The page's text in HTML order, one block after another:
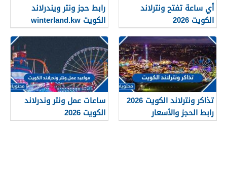
أي ساعة تفتح ونترلاند
الكويت 2026
رابط حجز ونتر ويندرلاند
الكويت winterland.kw
تذاكر ونترلاند الكويت 2026
رابط الحجز والأسعار
ساعات عمل ونتر وندرلاند
الكويت 2026